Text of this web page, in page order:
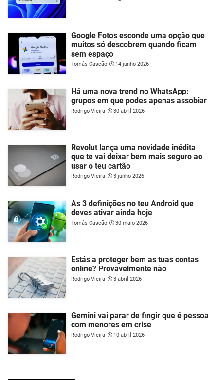
Google Fotos esconde uma opção que
muitos só descobrem quando ficam
sem espaço
Tomás Cascão 14 junho 2026
Há uma nova trend no WhatsApp:
grupos em que podes apenas assobiar
Rodrigo Vieira 30 abril 2026
Revolut lança uma novidade inédita
que te vai deixar bem mais seguro ao
usar o teu cartão
Rodrigo Vieira 3 junho 2026
As 3 definições no teu Android que
deves ativar ainda hoje
Tomás Cascão 30 maio 2026
Estás a proteger bem as tuas contas
online? Provavelmente não
Rodrigo Vieira 3 abril 2026
Gemini vai parar de fingir que é pessoa
com menores em crise
Rodrigo Vieira 10 abril 2026